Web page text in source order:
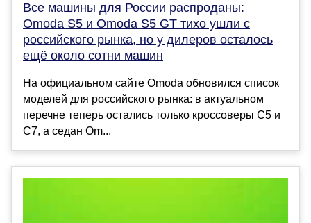
Все машины для России распроданы:
Omoda S5 и Omoda S5 GT тихо ушли с
российского рынка, но у дилеров осталось
ещё около сотни машин
На официальном сайте Omoda обновился список
моделей для российского рынка: в актуальном
перечне теперь остались только кроссоверы C5 и
C7, а седан Om...